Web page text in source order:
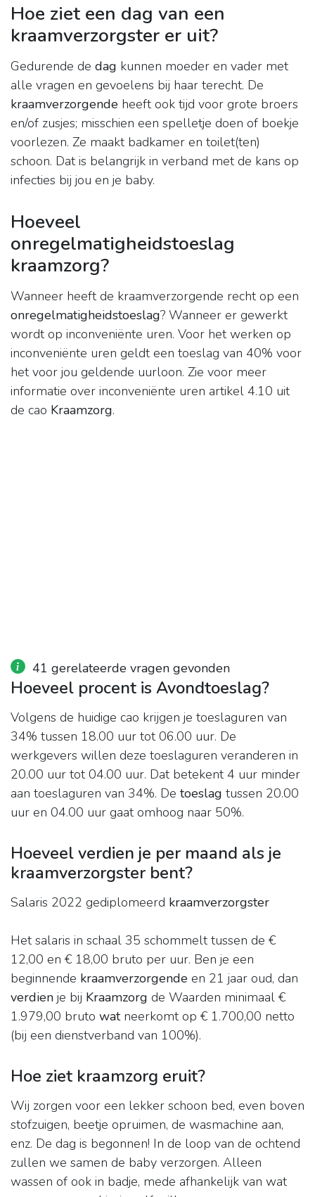
Hoe ziet een dag van een
kraamverzorgster er uit?
Gedurende de dag kunnen moeder en vader met
alle vragen en gevoelens bij haar terecht. De
kraamverzorgende heeft ook tijd voor grote broers
en/of zusjes; misschien een spelletje doen of boekje
voorlezen. Ze maakt badkamer en toilet(ten)
schoon. Dat is belangrijk in verband met de kans op
infecties bij jou en je baby.
Hoeveel
onregelmatigheidstoeslag
kraamzorg?
Wanneer heeft de kraamverzorgende recht op een
onregelmatigheidstoeslag? Wanneer er gewerkt
wordt op inconveniënte uren. Voor het werken op
inconveniënte uren geldt een toeslag van 40% voor
het voor jou geldende uurloon. Zie voor meer
informatie over inconveniënte uren artikel 4.10 uit
de cao Kraamzorg.
41 gerelateerde vragen gevonden
Hoeveel procent is Avondtoeslag?
Volgens de huidige cao krijgen je toeslaguren van
34% tussen 18.00 uur tot 06.00 uur. De
werkgevers willen deze toeslaguren veranderen in
20.00 uur tot 04.00 uur. Dat betekent 4 uur minder
aan toeslaguren van 34%. De toeslag tussen 20.00
uur en 04.00 uur gaat omhoog naar 50%.
Hoeveel verdien je per maand als je
kraamverzorgster bent?
Salaris 2022 gediplomeerd kraamverzorgster
Het salaris in schaal 35 schommelt tussen de €
12,00 en € 18,00 bruto per uur. Ben je een
beginnende kraamverzorgende en 21 jaar oud, dan
verdien je bij Kraamzorg de Waarden minimaal €
1.979,00 bruto watneerkomt op € 1.700,00 netto
(bij een dienstverband van 100%).
Hoe ziet kraamzorg eruit?
Wij zorgen voor een lekker schoon bed, even boven
stofzuigen, beetje opruimen, de wasmachine aan,
enz. De dag is begonnen! In de loop van de ochtend
zullen we samen de baby verzorgen. Alleen
wassen of ook in badje, mede afhankelijk van wat